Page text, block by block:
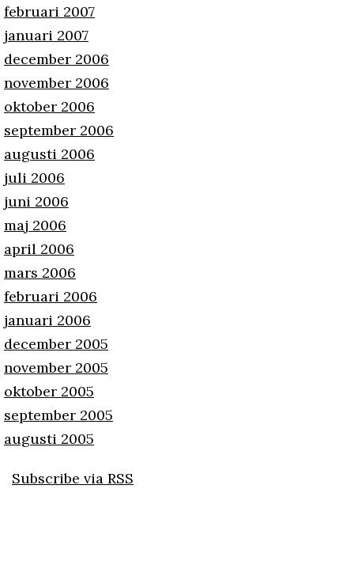
februari 2007
januari 2007
december 2006
november 2006
oktober 2006
september 2006
augusti 2006
juli 2006
juni 2006
maj 2006
april 2006
mars 2006
februari 2006
januari 2006
december 2005
november 2005
oktober 2005
september 2005
augusti 2005
Subscribe via RSS